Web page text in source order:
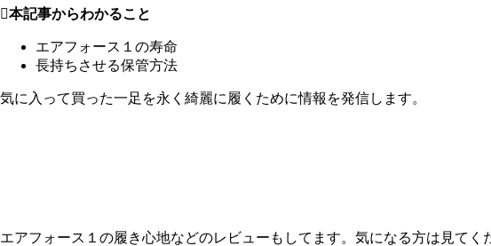
本記事からわかること
エアフォース１の寿命
長持ちさせる保管方法
気に入って買った一足を永く綺麗に履くために情報を発信します。
エアフォース１の履き心地などのレビューもしてます。気になる方は見てく